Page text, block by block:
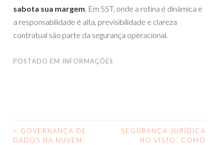
sabota sua margem. Em SST, onde a rotina é dinâmica e
a responsabilidade é alta, previsibilidade e clareza
contratual são parte da segurança operacional.
POSTADO EM INFORMAÇÕES
NAVEGAÇÃO
<
GOVERNANÇA DE
DADOS NA NUVEM:
SEGURANÇA JURÍDICA
NO VISTO: COMO